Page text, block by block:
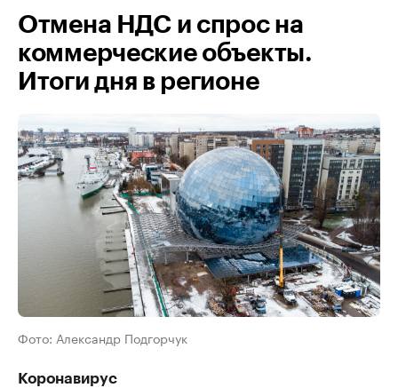
Отмена НДС и спрос на
коммерческие объекты.
Итоги дня в регионе
Фото: Александр Подгорчук
Коронавирус